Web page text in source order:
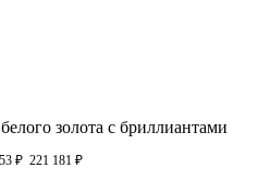
золота с бриллиантами
₽ 221 181 ₽